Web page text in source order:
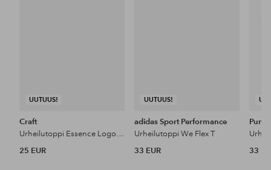
UUTUUS!
Craft
Urheilutoppi Essence Logo Tee 2 M
25 EUR
UUTUUS!
adidas Sport Performance
Urheilutoppi We Flex T
33 EUR
Puma
33